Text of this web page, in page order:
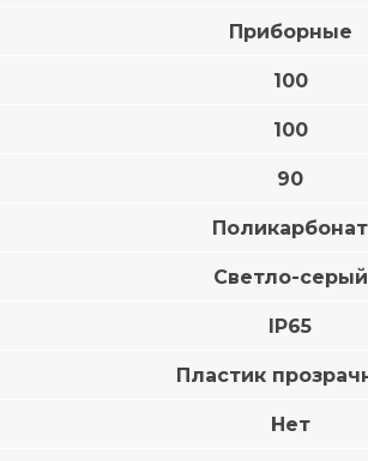
Приборные
100
100
90
Поликарбонат
Светло-серый
IP65
Пластик
Нет